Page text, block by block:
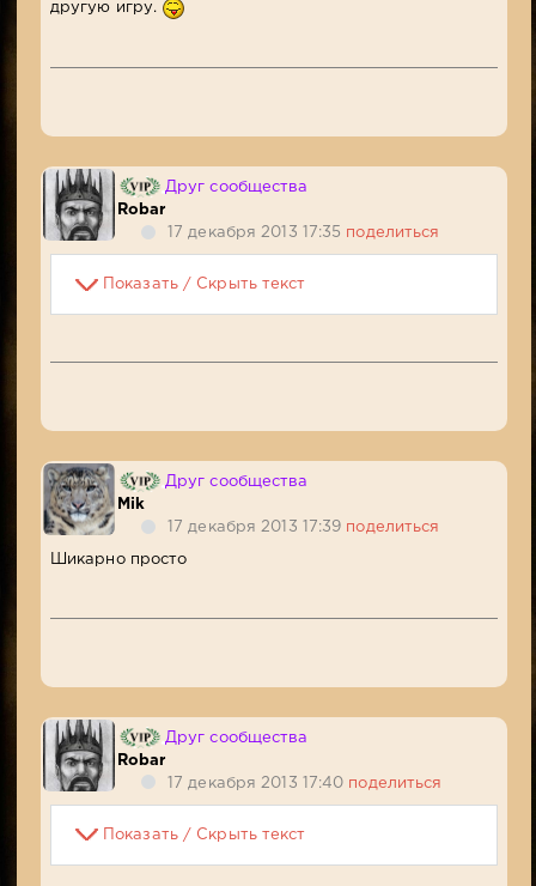
другую игру.
Друг сообщества
Robar
17 декабря 2013 17:35
поделиться
Показать / Скрыть текст
Друг сообщества
Mik
17 декабря 2013 17:39 поделиться
Шикарно просто
Друг сообщества
Robar
17 декабря 2013 17:40 поделиться
Показать / Скрыть текст